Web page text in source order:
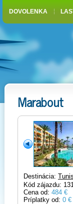
Marabout
Destinácia:
Kód zájazdu:
Cena od: 484 €
Príplatky od: 0 €
DOVOLENKA